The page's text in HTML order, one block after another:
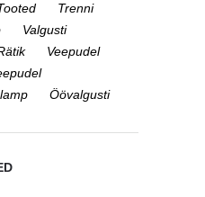
Trenni
Valgusti
Veepudel
Öövalgusti